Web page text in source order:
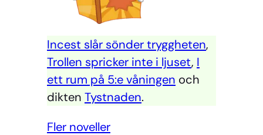
Incest slår sönder tryggheten,
Trollen spricker inte i ljuset, I
ett rum på 5:e våningen och
dikten Tystnaden.
Fler noveller